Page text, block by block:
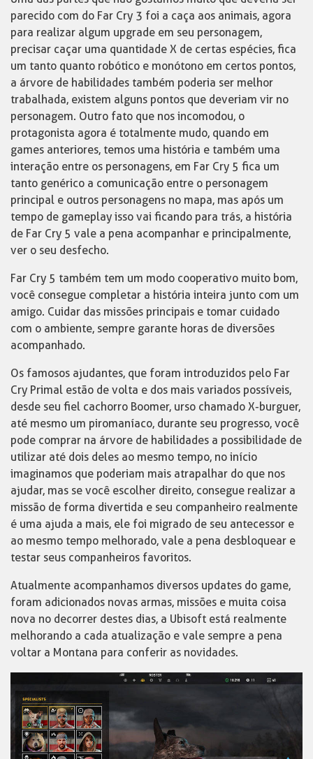
parecido com do Far Cry 3 foi a caça aos animais, agora
para realizar algum upgrade em seu personagem,
precisar caçar uma quantidade X de certas espécies, fica
um tanto quanto robótico e monótono em certos pontos,
a árvore de habilidades também poderia ser melhor
trabalhada, existem alguns pontos que deveriam vir no
personagem. Outro fato que nos incomodou, o
protagonista agora é totalmente mudo, quando em
games anteriores, temos uma história e também uma
interação entre os personagens, em Far Cry 5 fica um
tanto genérico a comunicação entre o personagem
principal e outros personagens no mapa, mas após um
tempo de gameplay isso vai ficando para trás, a história
de Far Cry 5 vale a pena acompanhar e principalmente,
ver o seu desfecho.
Far Cry 5 também tem um modo cooperativo muito bom,
você consegue completar a história inteira junto com um
amigo. Cuidar das missões principais e tomar cuidado
com o ambiente, sempre garante horas de diversões
acompanhado.
Os famosos ajudantes, que foram introduzidos pelo Far
Cry Primal estão de volta e dos mais variados possíveis,
desde seu fiel cachorro Boomer, urso chamado X-burguer,
até mesmo um piromaníaco, durante seu progresso, você
pode comprar na árvore de habilidades a possibilidade de
utilizar até dois deles ao mesmo tempo, no início
imaginamos que poderiam mais atrapalhar do que nos
ajudar, mas se você escolher direito, consegue realizar a
missão de forma divertida e seu companheiro realmente
é uma ajuda a mais, ele foi migrado de seu antecessor e
ao mesmo tempo melhorado, vale a pena desbloquear e
testar seus companheiros favoritos.
Atualmente acompanhamos diversos updates do game,
foram adicionados novas armas, missões e muita coisa
nova no decorrer destes dias, a Ubisoft está realmente
melhorando a cada atualização e vale sempre a pena
voltar a Montana para conferir as novidades.